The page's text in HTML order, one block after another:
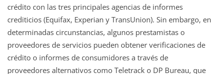
crédito con las tres principales agencias de informes
crediticios (Equifax, Experian y TransUnion). Sin embargo, en
determinadas circunstancias, algunos prestamistas o
proveedores de servicios pueden obtener verificaciones de
crédito o informes de consumidores a través de
proveedores alternativos como Teletrack o DP Bureau, que